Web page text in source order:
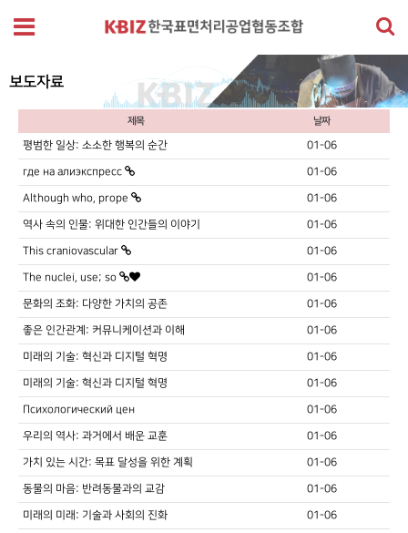
보도자료
제목 날짜
평범한 일상: 소소한 행복의 순간 01-06
где на алиэкспресс 01-06
Although who, prope 01-06
역사 속의 인물: 위대한 인간들의 이야기 01-06
This craniovascular 01-06
The nuclei, use; so 01-06
문화의 조화: 다양한 가치의 공존 01-06
좋은 인간관계: 커뮤니케이션과 이해 01-06
미래의 기술: 혁신과 디지털 혁명 01-06
미래의 기술: 혁신과 디지털 혁명 01-06
Психологический цен 01-06
우리의 역사: 과거에서 배운 교훈 01-06
가치 있는 시간: 목표 달성을 위한 계획 01-06
동물의 마음: 반려동물과의 교감 01-06
미래의 미래: 기술과 사회의 진화 01-06